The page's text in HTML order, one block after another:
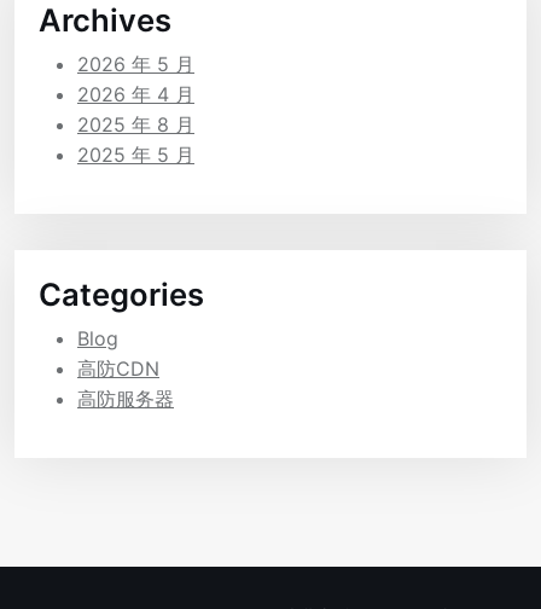
Archives
2026 年 5 月
2026 年 4 月
2025 年 8 月
2025 年 5 月
Categories
Blog
高防CDN
高防服务器